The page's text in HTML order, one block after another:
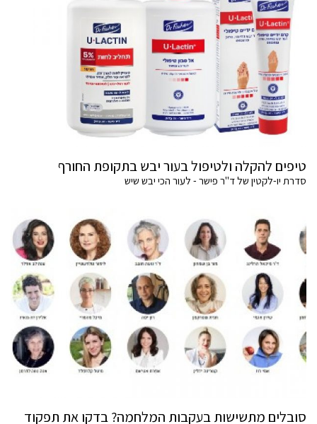
טיפים להקלה ולטיפול בעור יבש בתקופת החורף
סדרת יו-לקטין של ד"ר פישר - לעור הכי יבש שיש
סובלים מתשישות בעקבות המלחמה? בדקו את תפקוד